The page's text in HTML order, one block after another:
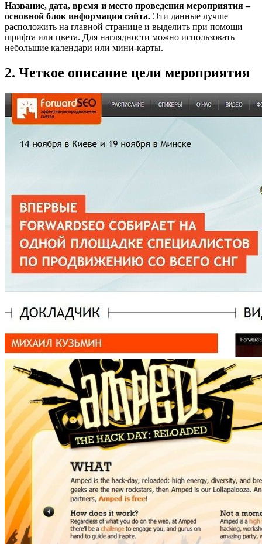
Название, дата, время и место проведения мероприятия –
основной блок информации сайта. Эти данные лучше
расположить на главной странице и выделить при помощи
шрифта или цвета. Для наглядности можно использовать
небольшие календари или мини-карты.
2. Четкое описание цели мероприятия